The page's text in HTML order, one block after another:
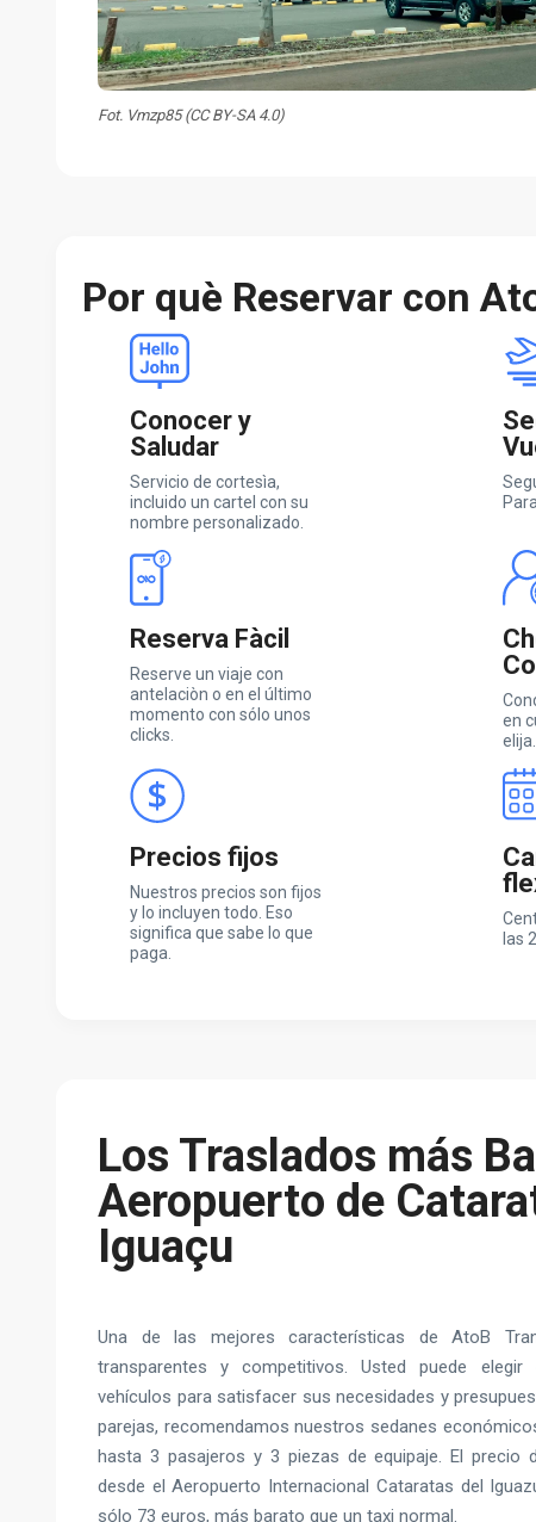
Fot. Vmzp85 (CC BY-SA 4.0)
Por què Reservar con
Conocer y
Saludar
Servicio de cortesìa,
incluido un cartel con su
nombre personalizado.
Reserva Fàcil
Reserve un viaje con
antelaciòn o en el último
momento con sólo unos
clicks.
en
elija.
Precios fijos
Nuestros precios son fijos
y lo incluyen todo. Eso
significa que sabe lo que
paga.
las
Los Traslados más
Aeropuerto de
Iguaçu
Una de las mejores características de AtoB
transparentes y competitivos. Usted puede
vehículos para satisfacer sus necesidades y
parejas, recomendamos nuestros sedanes
hasta 3 pasajeros y 3 piezas de equipaje. El precio
desde el Aeropuerto Internacional Cataratas del
sólo 73 euros, más barato que un taxi normal.